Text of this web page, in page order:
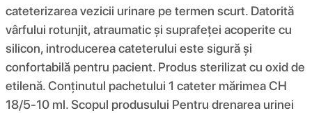
cateterizarea vezicii urinare pe termen scurt. Datorită
vârfului rotunjit, atraumatic și suprafeței acoperite cu
silicon, introducerea cateterului este sigură și
confortabilă pentru pacient. Produs sterilizat cu oxid de
etilenă. Conținutul pachetului 1 cateter mărimea CH
18/5-10 ml. Scopul produsului Pentru drenarea urinei